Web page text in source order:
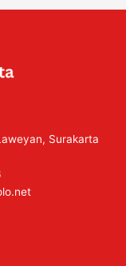
Surakarta